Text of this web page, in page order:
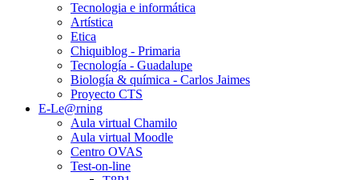
Tecnologia e informática
Artística
Etica
Chiquiblog - Primaria
Tecnología - Guadalupe
Biología & química - Carlos Jaimes
Proyecto CTS
E-Le@rning
Aula virtual Chamilo
Aula virtual Moodle
Centro OVAS
Test-on-line